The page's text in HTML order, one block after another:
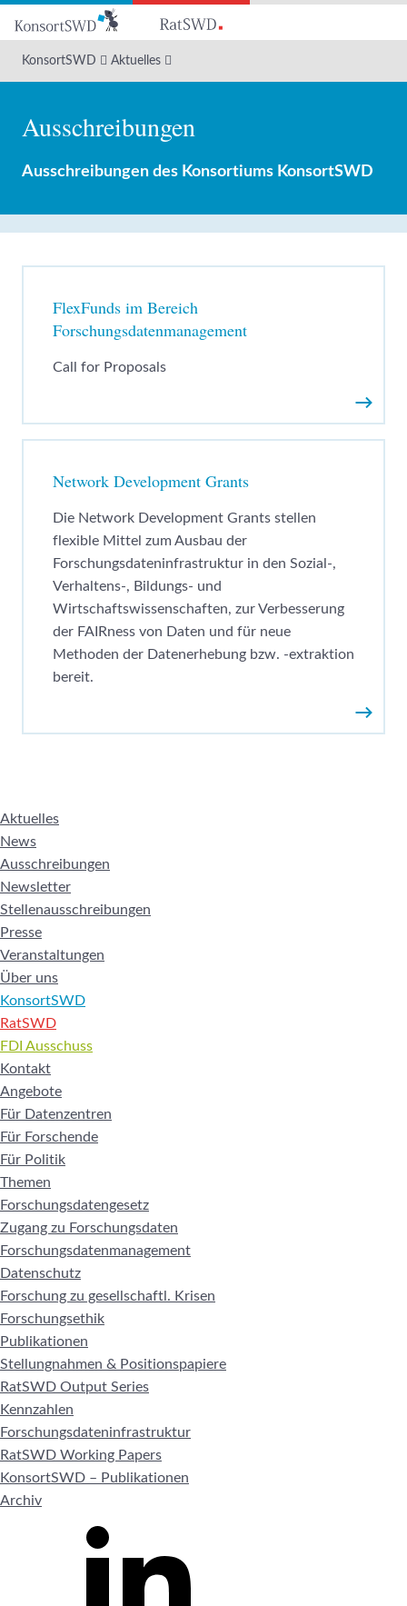
Hauptinhalt
KonsortSWD Aktuelles
Ausschreibungen
Ausschreibungen des Konsortiums KonsortSWD
FlexFunds im Bereich
Forschungsdatenmanagement
Call for Proposals
Network Development Grants
Die Network Development Grants stellen
flexible Mittel zum Ausbau der
Forschungsdateninfrastruktur in den Sozial-,
Verhaltens-, Bildungs- und
Wirtschaftswissenschaften, zur Verbesserung
der FAIRness von Daten und für neue
Methoden der Datenerhebung bzw. -extraktion
bereit.
Aktuelles
News
Ausschreibungen
Newsletter
Stellenausschreibungen
Presse
Veranstaltungen
Über uns
KonsortSWD
RatSWD
FDI Ausschuss
Kontakt
Angebote
Für Datenzentren
Für Forschende
Für Politik
Themen
Forschungsdatengesetz
Zugang zu Forschungsdaten
Forschungsdatenmanagement
Datenschutz
Forschung zu gesellschaftl. Krisen
Forschungsethik
Publikationen
Stellungnahmen & Positionspapiere
RatSWD Output Series
Kennzahlen
Forschungsdateninfrastruktur
RatSWD Working Papers
KonsortSWD – Publikationen
Archiv